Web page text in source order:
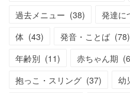
過去メニュー (38) 発達に
体 (43) 発音・ことば (78)
年齢別 (11) 赤ちゃん期 (
抱っこ・スリング (37) 幼